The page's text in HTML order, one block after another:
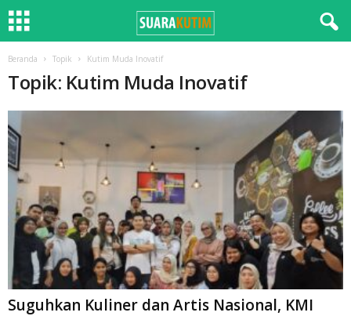
Beranda Topik Kutim Muda Inovatif
Topik: Kutim Muda Inovatif
Suguhkan Kuliner dan Artis Nasional, KMI